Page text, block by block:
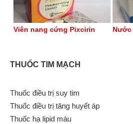
Viên nang cứng Pixcirin Nước
THUỐC TIM MẠCH
Thuốc điều trị suy tim
Thuốc điều trị tăng huyết áp
Thuốc hạ lipid máu